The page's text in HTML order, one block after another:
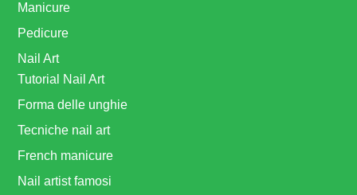
Manicure
Pedicure
Nail Art
Tutorial Nail Art
Forma delle unghie
Tecniche nail art
French manicure
Nail artist famosi